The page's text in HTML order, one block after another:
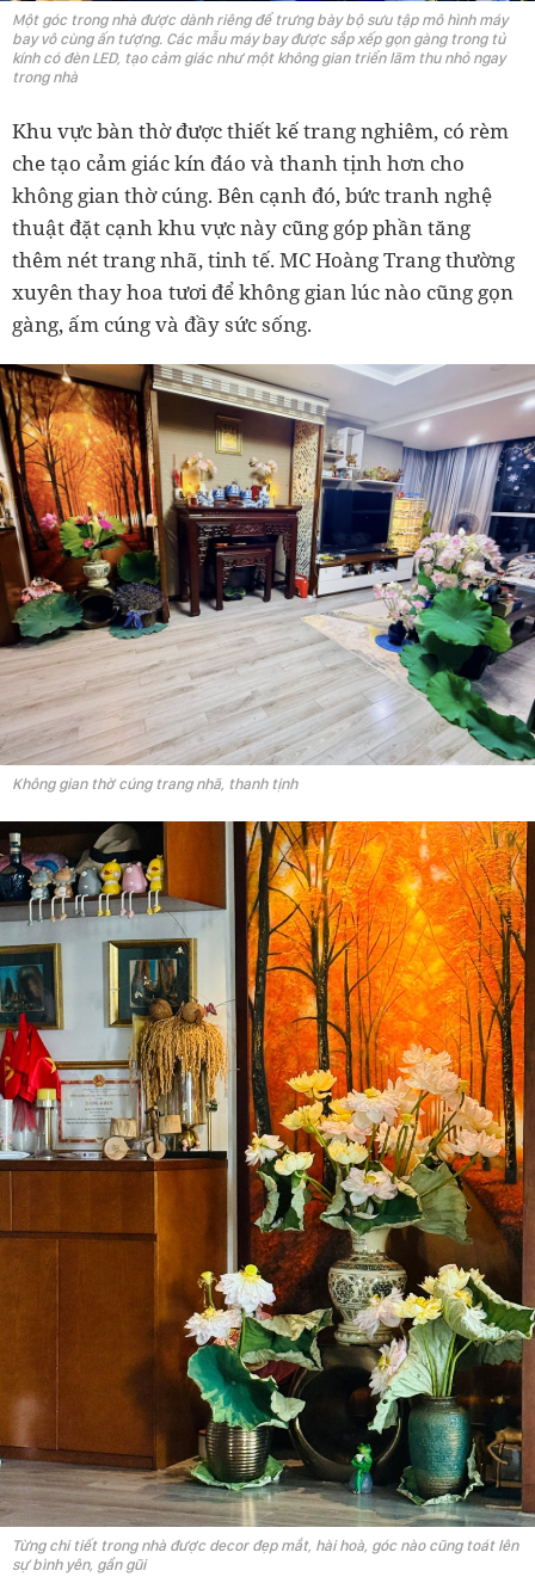
Một góc trong nhà được dành riêng để trưng bày bộ sưu tập mô hình máy
bay vô cùng ấn tượng. Các mẫu máy bay được sắp xếp gọn gàng trong tủ
kính có đèn LED, tạo cảm giác như một không gian triển lãm thu nhỏ ngay
trong nhà
Khu vực bàn thờ được thiết kế trang nghiêm, có rèm
che tạo cảm giác kín đáo và thanh tịnh hơn cho
không gian thờ cúng. Bên cạnh đó, bức tranh nghệ
thuật đặt cạnh khu vực này cũng góp phần tăng
thêm nét trang nhã, tinh tế. MC Hoàng Trang thường
xuyên thay hoa tươi để không gian lúc nào cũng gọn
gàng, ấm cúng và đầy sức sống.
Không gian thờ cúng trang nhã, thanh tịnh
Từng chi tiết trong nhà được decor đẹp mắt, hài hoà, góc nào cũng toát lên
sự bình yên, gần gũi